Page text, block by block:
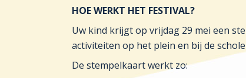
HOE WERKT HET FESTIVAL?
Uw kind krijgt op vrijdag 29 mei een
activiteiten op het plein en bij de
De stempelkaart werkt zo: